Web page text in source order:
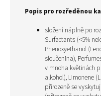
Popis pro rozředěnou
složení náplně po
Surfactants (<5%
Phenoxyethanol
sloučenina),
v mnoha květinách
alkohol), Limonene
přirozeně se